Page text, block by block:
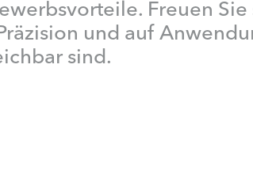
Freuen
und auf
sind.